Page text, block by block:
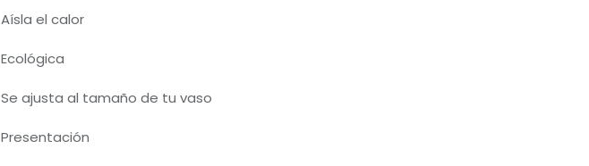
Aísla el calor
Ecológica
Se ajusta al tamaño de tu vaso
Presentación